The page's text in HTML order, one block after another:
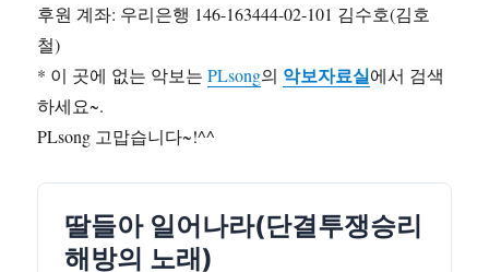
후원 계좌: 우리은행 146-163444-02-101 김수호(김호
철)
* 이 곳에 없는 악보는PLsong의 악보자료실에서 검색
하세요~.
PLsong 고맙습니다~!^^
딸들아 일어나라(단결투쟁승리
해방의 노래)